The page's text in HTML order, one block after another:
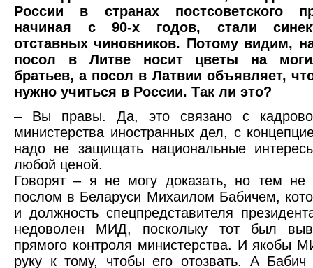
России в странах постсоветского
начиная с 90-х годов, стали
отставных чиновников. Потому видим,
посол в Литве носит цветы на
братьев, а посол в Латвии объявляет,
нужно учиться в России. Так ли это?
– Вы правы. Да, это связано с
министерства иностранных дел, с
надо не защищать национальные
любой ценой.
Говорят – я не могу доказать, но тем
послом в Беларуси Михаилом Бабичем,
и должность спецпредставителя
недоволен МИД, поскольку тот был
прямого контроля министерства. И якобы
руку к тому, чтобы его отозвать. А